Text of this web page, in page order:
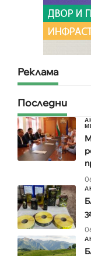
Реклама
Последни